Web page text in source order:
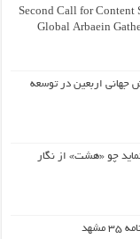
Second Call for Content
Global Arbaein
اربعین در توسعه
چو «هشت» از نگار